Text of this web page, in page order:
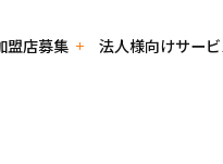
盟店募集 法人様向けサー